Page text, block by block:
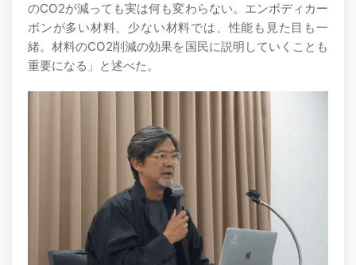
のCO2が減っても実は何も変わらない。エンボディカー
ボンが多い材料、少ない材料では、性能も見た目も一
緒。材料のCO2削減の効果を国民に説明していくことも
重要になる」と述べた。